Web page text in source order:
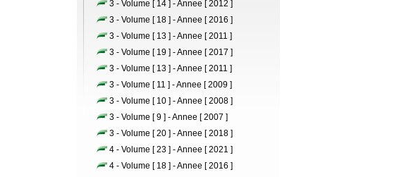
3 - Volume [ 14 ] - Annee [ 2012 ]
3 - Volume [ 18 ] - Annee [ 2016 ]
3 - Volume [ 13 ] - Annee [ 2011 ]
3 - Volume [ 19 ] - Annee [ 2017 ]
3 - Volume [ 13 ] - Annee [ 2011 ]
3 - Volume [ 11 ] - Annee [ 2009 ]
3 - Volume [ 10 ] - Annee [ 2008 ]
3 - Volume [ 9 ] - Annee [ 2007 ]
3 - Volume [ 20 ] - Annee [ 2018 ]
4 - Volume [ 23 ] - Annee [ 2021 ]
4 - Volume [ 18 ] - Annee [ 2016 ]